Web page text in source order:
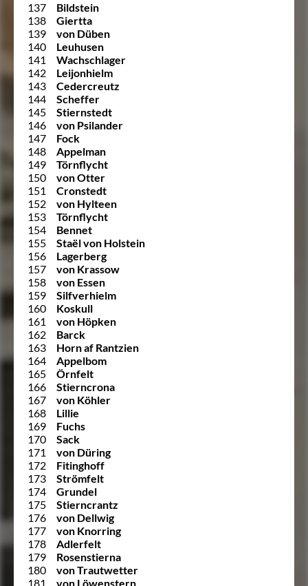
137
Bildstein
138
Giertta
139
von Düben
140
Leuhusen
141
Wachschlager
142
Leijonhielm
143
Cedercreutz
144
Scheffer
145
Stiernstedt
146
von Psilander
147
Fock
148
Appelman
149
Törnflycht
150
von Otter
151
Cronstedt
152
von Hylteen
153
Törnflycht
154
Bennet
155
Staël von Holstein
156
Lagerberg
157
von Krassow
158
von Essen
159
Silfverhielm
160
Koskull
161
von Höpken
162
Barck
163
Horn af Rantzien
164
Appelbom
165
Örnfelt
166
Stierncrona
167
von Köhler
168
Lillie
169
Fuchs
170
Sack
171
von Düring
172
Fitinghoff
173
Strömfelt
174
Grundel
175
Stierncrantz
176
von Dellwig
177
von Knorring
178
Adlerfelt
179
Rosenstierna
180
von Trautwetter
181
von Löwenstern